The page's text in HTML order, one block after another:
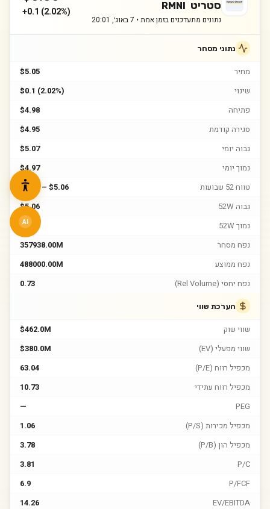
סטריט RMNI
נתונים מתעדכנים בזמן אמת • 7 באוג׳, 20:01
+0.1 (2.02%)
נתוני מסחר
מחיר
$5.05
שינוי
$0.1 (2.02%)
פתיחה
$4.98
סגירה קודמת
$4.95
גבוה יומי
$5.07
נמוך יומי
$4.97
טווח 52 שבועות
$2.87 – $5.06
גבוה 52W
$5.06
נמוך 52W
$2.87
נפח מסחר
357938.00M
נפח ממוצע
488000.00M
נפח יחסי (Rel Volume)
0.73
הערכת שווי
שווי שוק
$462.0M
שווי מפעלי (EV)
$380.0M
מכפיל רווח (P/E)
63.04
מכפיל רווח עתידי
10.73
PEG
—
מכפיל מכירות (P/S)
1.06
מכפיל הון (P/B)
3.78
P/C
3.81
P/FCF
6.9
EV/EBITDA
14.26
AI